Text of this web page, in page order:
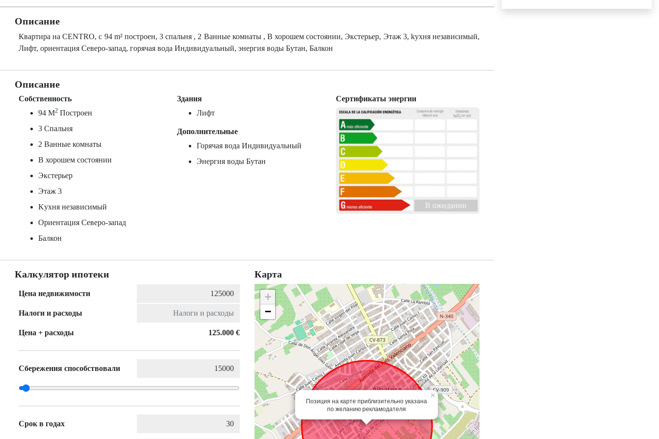
Описание
Квартира на CENTRO, c 94 m² построен, 3 спальня , 2 Ванные комнаты , В хорошем состоянии, Экстерьер, Этаж 3, kухня независимый,
Лифт, ориентация Северо-запад, горячая вода Индивидуальный, энергия воды Бутан, Балкон
Описание
Собственность
94 M2 Построен
3 Спальня
2 Ванные комнаты
В хорошем состоянии
Экстерьер
Этаж 3
Kухня независимый
Ориентация Северо-запад
Балкон
Здания
Лифт
Дополнительные
Горячая вода Индивидуальный
Энергия воды Бутан
Сертификаты энергии
B ожидании
Калкулятор ипотеки
Цена недвижимости
Налоги и расходы
Цена + расходы 125.000 €
Сбережения способствовали
Срок в годах
Карта
Позиция на карте приблизительно указана
по желанию рекламодателя
×
+
−